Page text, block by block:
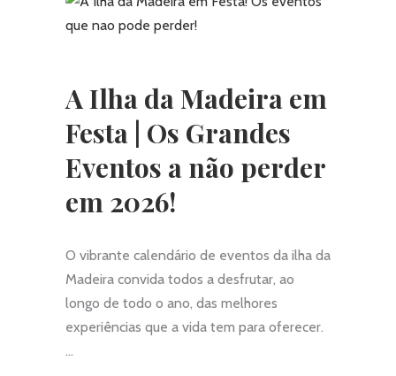
A Ilha da Madeira em
Festa | Os Grandes
Eventos a não perder
em 2026!
O vibrante calendário de eventos da ilha da
Madeira convida todos a desfrutar, ao
longo de todo o ano, das melhores
experiências que a vida tem para oferecer.